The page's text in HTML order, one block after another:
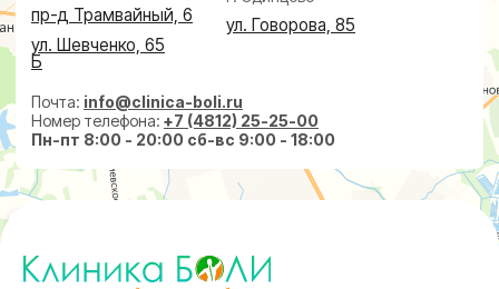
+7 (4812) 25-25-00
г. Смоленск
На суставах
На позвоночнике
По флебологии
Пластическая хирургия